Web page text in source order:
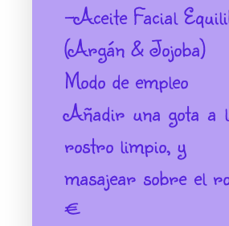
-Aceite Facial
(Argán & Jojoba)
Modo de empleo
Añadir una gota a
rostro limpio, y
masajear sobre el
€